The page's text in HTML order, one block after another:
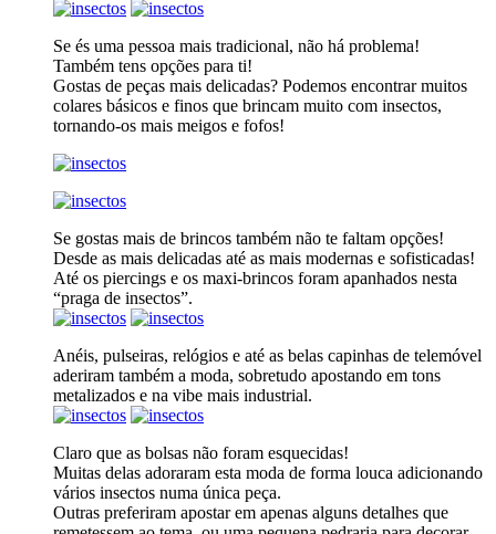
Se és uma pessoa mais tradicional, não há problema!
Também tens opções para ti!
Gostas de peças mais delicadas? Podemos encontrar muitos
colares básicos e finos que brincam muito com insectos,
tornando-os mais meigos e fofos!
Se gostas mais de brincos também não te faltam opções!
Desde as mais delicadas até as mais modernas e sofisticadas!
Até os piercings e os maxi-brincos foram apanhados nesta
“praga de insectos”.
Anéis, pulseiras, relógios e até as belas capinhas de telemóvel
aderiram também a moda, sobretudo apostando em tons
metalizados e na vibe mais industrial.
Claro que as bolsas não foram esquecidas!
Muitas delas adoraram esta moda de forma louca adicionando
vários insectos numa única peça.
Outras preferiram apostar em apenas alguns detalhes que